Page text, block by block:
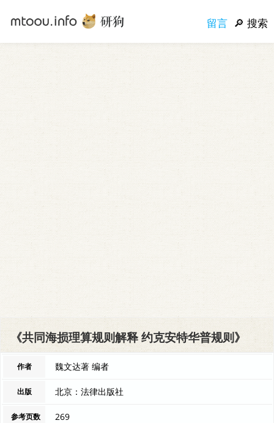
留言 搜索
《共同海损理算规则解释 约克安特华普规则》
作者 魏文达著 编者
出版 北京：法律出版社
参考页数 269